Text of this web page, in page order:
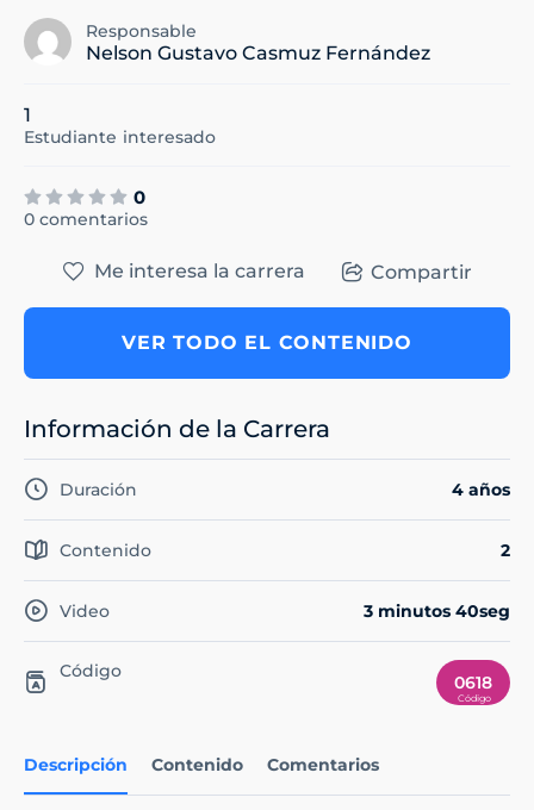
Responsable
Nelson Gustavo Casmuz Fernández
1
Estudiante interesado
0
0 comentarios
Descripción Contenido Comentarios
Me interesa la carrera Compartir
VER TODO EL CONTENIDO
Información de la Carrera
Duración 4 años
Contenido 2
Video 3 minutos 40seg
Código
0618